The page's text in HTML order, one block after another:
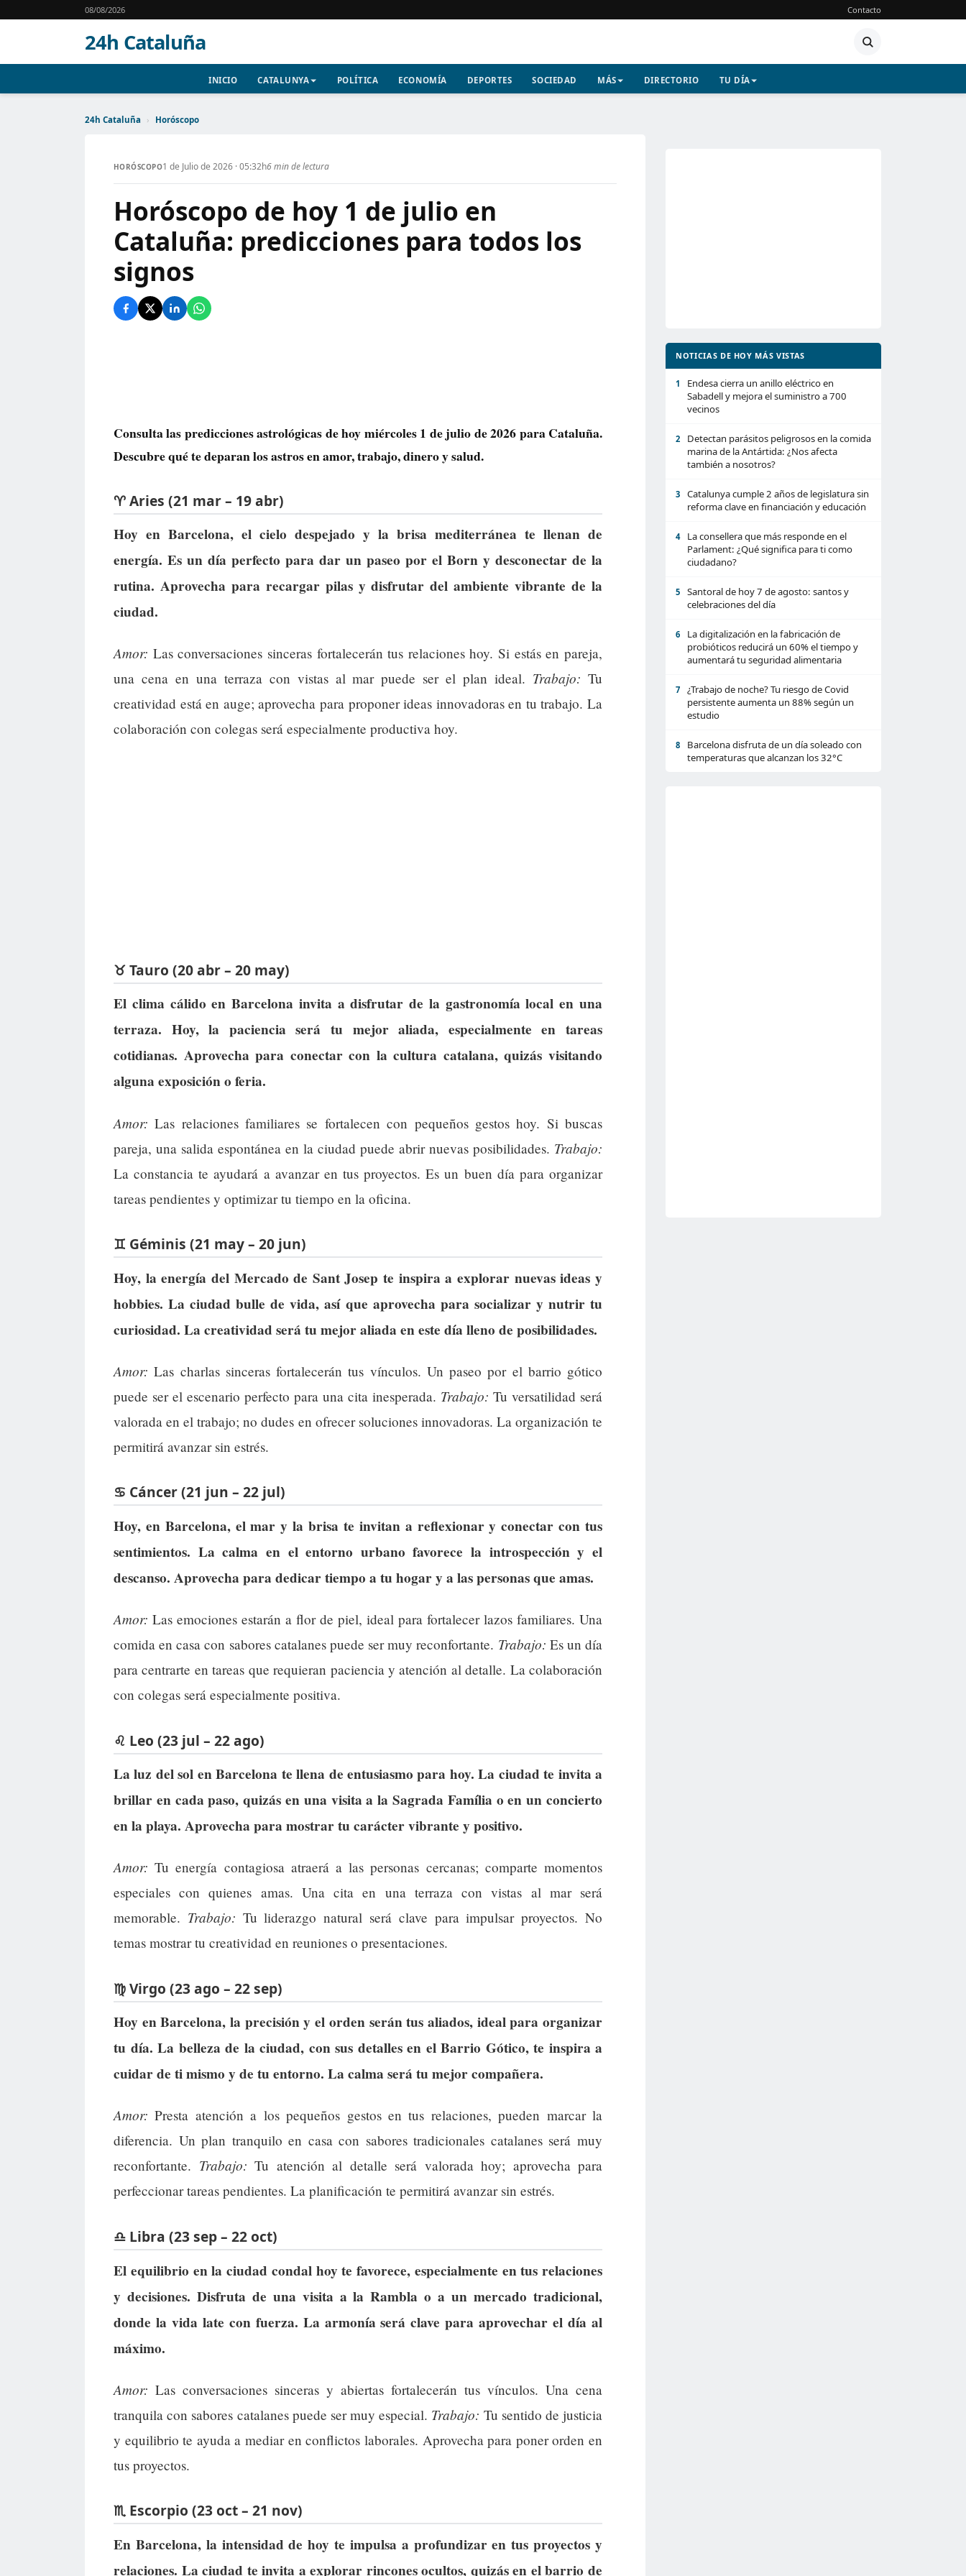
08/08/2026 Contacto
24h Cataluña
INICIO CATALUNYA POLÍTICA ECONOMÍA DEPORTES SOCIEDAD MÁS DIRECTORIO TU DÍA
24h Cataluña › Horóscopo
HORÓSCOPO1 de Julio de 2026 · 05:32h6 min de lectura
Horóscopo de hoy 1 de julio en
Cataluña: predicciones para todos los
signos
Consulta las predicciones astrológicas de hoy miércoles 1 de julio de 2026 para Cataluña.
Descubre qué te deparan los astros en amor, trabajo, dinero y salud.
♈ Aries (21 mar – 19 abr)
Hoy en Barcelona, el cielo despejado y la brisa mediterránea te llenan de
energía. Es un día perfecto para dar un paseo por el Born y desconectar de la
rutina. Aprovecha para recargar pilas y disfrutar del ambiente vibrante de la
ciudad.
Amor: Las conversaciones sinceras fortalecerán tus relaciones hoy. Si estás en pareja,
una cena en una terraza con vistas al mar puede ser el plan ideal. Trabajo: Tu
creatividad está en auge; aprovecha para proponer ideas innovadoras en tu trabajo. La
colaboración con colegas será especialmente productiva hoy.
♉ Tauro (20 abr – 20 may)
El clima cálido en Barcelona invita a disfrutar de la gastronomía local en una
terraza. Hoy, la paciencia será tu mejor aliada, especialmente en tareas
cotidianas. Aprovecha para conectar con la cultura catalana, quizás visitando
alguna exposición o feria.
Amor: Las relaciones familiares se fortalecen con pequeños gestos hoy. Si buscas
pareja, una salida espontánea en la ciudad puede abrir nuevas posibilidades. Trabajo:
La constancia te ayudará a avanzar en tus proyectos. Es un buen día para organizar
tareas pendientes y optimizar tu tiempo en la oficina.
♊ Géminis (21 may – 20 jun)
Hoy, la energía del Mercado de Sant Josep te inspira a explorar nuevas ideas y
hobbies. La ciudad bulle de vida, así que aprovecha para socializar y nutrir tu
curiosidad. La creatividad será tu mejor aliada en este día lleno de posibilidades.
Amor: Las charlas sinceras fortalecerán tus vínculos. Un paseo por el barrio gótico
puede ser el escenario perfecto para una cita inesperada. Trabajo: Tu versatilidad será
valorada en el trabajo; no dudes en ofrecer soluciones innovadoras. La organización te
permitirá avanzar sin estrés.
♋ Cáncer (21 jun – 22 jul)
Hoy, en Barcelona, el mar y la brisa te invitan a reflexionar y conectar con tus
sentimientos. La calma en el entorno urbano favorece la introspección y el
descanso. Aprovecha para dedicar tiempo a tu hogar y a las personas que amas.
Amor: Las emociones estarán a flor de piel, ideal para fortalecer lazos familiares. Una
comida en casa con sabores catalanes puede ser muy reconfortante. Trabajo: Es un día
para centrarte en tareas que requieran paciencia y atención al detalle. La colaboración
con colegas será especialmente positiva.
♌ Leo (23 jul – 22 ago)
La luz del sol en Barcelona te llena de entusiasmo para hoy. La ciudad te invita a
brillar en cada paso, quizás en una visita a la Sagrada Família o en un concierto
en la playa. Aprovecha para mostrar tu carácter vibrante y positivo.
Amor: Tu energía contagiosa atraerá a las personas cercanas; comparte momentos
especiales con quienes amas. Una cita en una terraza con vistas al mar será
memorable. Trabajo: Tu liderazgo natural será clave para impulsar proyectos. No
temas mostrar tu creatividad en reuniones o presentaciones.
♍ Virgo (23 ago – 22 sep)
Hoy en Barcelona, la precisión y el orden serán tus aliados, ideal para organizar
tu día. La belleza de la ciudad, con sus detalles en el Barrio Gótico, te inspira a
cuidar de ti mismo y de tu entorno. La calma será tu mejor compañera.
Amor: Presta atención a los pequeños gestos en tus relaciones, pueden marcar la
diferencia. Un plan tranquilo en casa con sabores tradicionales catalanes será muy
reconfortante. Trabajo: Tu atención al detalle será valorada hoy; aprovecha para
perfeccionar tareas pendientes. La planificación te permitirá avanzar sin estrés.
♎ Libra (23 sep – 22 oct)
El equilibrio en la ciudad condal hoy te favorece, especialmente en tus relaciones
y decisiones. Disfruta de una visita a la Rambla o a un mercado tradicional,
donde la vida late con fuerza. La armonía será clave para aprovechar el día al
máximo.
Amor: Las conversaciones sinceras y abiertas fortalecerán tus vínculos. Una cena
tranquila con sabores catalanes puede ser muy especial. Trabajo: Tu sentido de justicia
y equilibrio te ayuda a mediar en conflictos laborales. Aprovecha para poner orden en
tus proyectos.
♏ Escorpio (23 oct – 21 nov)
En Barcelona, la intensidad de hoy te impulsa a profundizar en tus proyectos y
relaciones. La ciudad te invita a explorar rincones ocultos, quizás en el barrio de
NOTICIAS DE HOY MÁS VISTAS
1
Endesa cierra un anillo eléctrico en
Sabadell y mejora el suministro a 700
vecinos
2
Detectan parásitos peligrosos en la comida
marina de la Antártida: ¿Nos afecta
también a nosotros?
3
Catalunya cumple 2 años de legislatura sin
reforma clave en financiación y educación
4
La consellera que más responde en el
Parlament: ¿Qué significa para ti como
ciudadano?
5
Santoral de hoy 7 de agosto: santos y
celebraciones del día
6
La digitalización en la fabricación de
probióticos reducirá un 60% el tiempo y
aumentará tu seguridad alimentaria
7
¿Trabajo de noche? Tu riesgo de Covid
persistente aumenta un 88% según un
estudio
8
Barcelona disfruta de un día soleado con
temperaturas que alcanzan los 32°C